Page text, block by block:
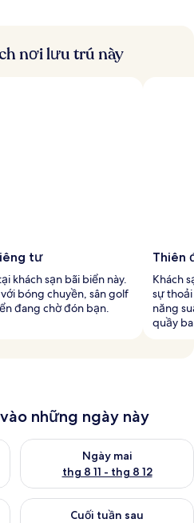
nơi lưu trú này
tư
khách sạn bãi biển này.
bóng chuyền, sân golf
đang chờ đón bạn.
Thiên
Khách
sự
năng
quầy
những ngày này
thg 8 10 - thg 8 11
Ngày mai
thg 8 11 - thg 8 12
Kiểm tra lượng phòng ngày
này từ thg 8 14 - thg 8 16
Cuối tuần sau
Kiểm tra lượng phòng cuối